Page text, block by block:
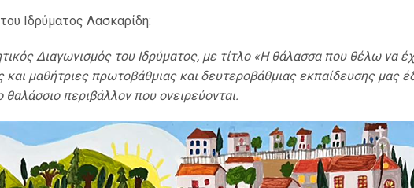
Ιδρύματος Λασκαρίδη:
Διαγωνισμός του Ιδρύματος, με τίτλο «Η θάλασσα που θέλω
μαθήτριες πρωτοβάθμιας και δευτεροβάθμιας εκπαίδευσης μας
θαλάσσιο περιβάλλον που ονειρεύονται.